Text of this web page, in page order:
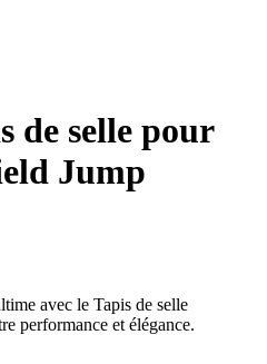
de selle pour
Jump
avec le Tapis de selle
performance et élégance.